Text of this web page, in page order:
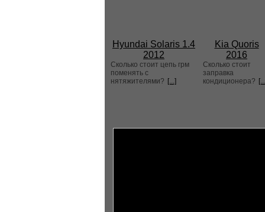
Hyundai Solaris 1.4
2012
Сколько стоит цепь грм
поменять с
нятяжителями? [...]
Kia Quoris
2016
Сколько стоит
заправка
кондиционера?